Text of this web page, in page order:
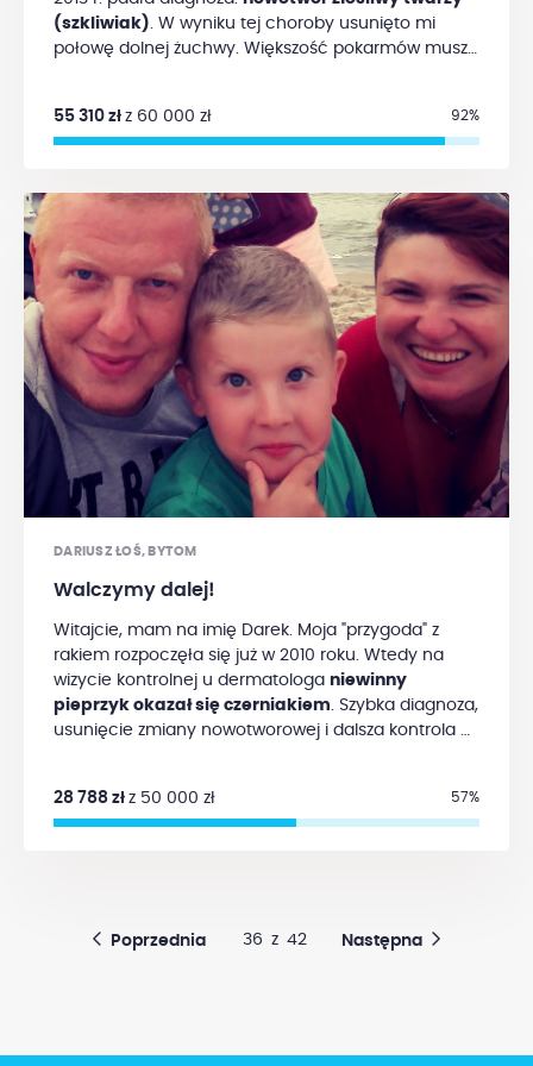
takie jest prawo... Zdrową pierś mogę usunąć i
zrekonstruować tylko prywatnie. Profilaktyczna
obustronna mastektomia w wieku 29 lat to nie jest
piętna choroby nowotworowej. Nie chcę mieć
przeciętną rodzinką, oboje z mężem pracujemy,
wychowujemy małego synka, przed
zdiagnozowaniem choroby kupiliśmy nasze
wymarzone mieszkanie, oczywiście na kredyt.
Obecnie wykańczamy mieszkanie, co pochłania
nasz niemal cały budżet domowy i po prostunie
stać nas na wyłożenie extra 50000 zł, bo z takimi
kosztami trzeba się liczyć przy mastektomii z
jednoczesną rekonstrukcją.
poddaję się i walczę, bo mam dla kogo żyć. Chcę
wygrać z tą chorobą i chcę, żeby kolejne lata
mojego życia nie upływały pod znakiem lęku, że
choroba może jeszcze wrócić. Chcę ryzyko
może mi w tym pomóc. Dziękuję!
(szkliwiak) . W wyniku tej choroby usunięto mi
połowę dolnej żuchwy. Większość pokarmów muszę
całkowity koszt leczenia i dojazdów do szpitala
znacznie przekracza nasz rodzinny budżet.
bardzo kosztowna.Proszę o pomoc i wsparcie
finansowe, gdyż każda darowizna jest dla mnie
szansą na poprawę efektywności mojego leczenia
oraz przedłużenie życia. Z góry serdecznie dziękuję
za pomoc! Z poważaniem, Izabela Florek
55 310 zł z 60 000 zł 92%
DARIUSZ ŁOŚ, BYTOM
Walczymy dalej!
Witajcie, mam na imię Darek. Moja "przygoda" z
rakiem rozpoczęła się już w 2010 roku. Wtedy na
wizycie kontrolnej u dermatologa niewinny
pieprzyk okazał się czerniakiem. Szybka diagnoza,
usunięcie zmiany nowotworowej i dalsza kontrola w
długich i skomplikowanych badaniach wykryto
we wnęce wątroby guza Klatskina, wywołanego
onkologiczna w Gliwicach. Tam skierowano mnie na
badanie PET, które miało w 100% wykluczyć kolejne
samym czasie otrzymaliśmy potwierdzenie
28 788 zł z 50 000 zł 57%
Poprzednia 36 z 42 Następna